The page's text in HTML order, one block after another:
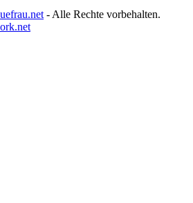
- Alle Rechte vorbehalten.